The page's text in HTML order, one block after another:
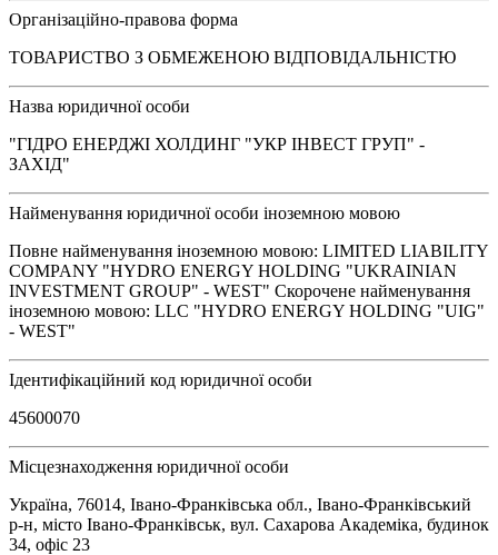
Організаційно-правова форма
ТОВАРИСТВО З ОБМЕЖЕНОЮ ВІДПОВІДАЛЬНІСТЮ
Назва юридичної особи
"ГІДРО ЕНЕРДЖІ ХОЛДИНГ "УКР ІНВЕСТ ГРУП" -
ЗАХІД"
Найменування юридичної особи іноземною мовою
Повне найменування іноземною мовою: LIMITED LIABILITY
COMPANY "HYDRO ENERGY HOLDING "UKRAINIAN
INVESTMENT GROUP" - WEST" Скорочене найменування
іноземною мовою: LLC "HYDRO ENERGY HOLDING "UIG"
- WEST"
Ідентифікаційний код юридичної особи
45600070
Місцезнаходження юридичної особи
Україна, 76014, Івано-Франківська обл., Івано-Франківський
р-н, місто Івано-Франківськ, вул. Сахарова Академіка, будинок
34, офіс 23